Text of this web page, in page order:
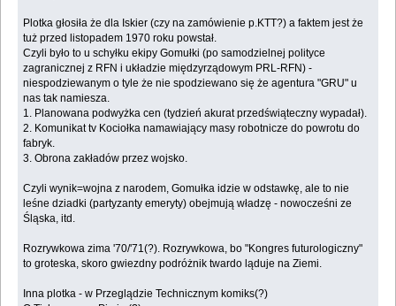
Plotka głosiła że dla Iskier (czy na zamówienie p.KTT?) a faktem jest że
tuż przed listopadem 1970 roku powstał.
Czyli było to u schyłku ekipy Gomułki (po samodzielnej polityce
zagranicznej z RFN i układzie międzyrządowym PRL-RFN) -
niespodziewanym o tyle że nie spodziewano się że agentura "GRU" u
nas tak namiesza.
1. Planowana podwyżka cen (tydzień akurat przedświąteczny wypadał).
2. Komunikat tv Kociołka namawiający masy robotnicze do powrotu do
fabryk.
3. Obrona zakładów przez wojsko.
Czyli wynik=wojna z narodem, Gomułka idzie w odstawkę, ale to nie
leśne dziadki (partyzanty emeryty) obejmują władzę - nowocześni ze
Śląska, itd.
Rozrywkowa zima '70/'71(?). Rozrywkowa, bo "Kongres futurologiczny"
to groteska, skoro gwiezdny podróżnik twardo ląduje na Ziemi.
Inna plotka - w Przeglądzie Technicznym komiks(?)